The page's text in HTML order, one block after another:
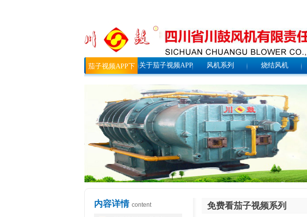
茄子视频APP下 关于茄子视频APP 风机系列 烧结风机
内容详情 content 免费看茄子视频系列